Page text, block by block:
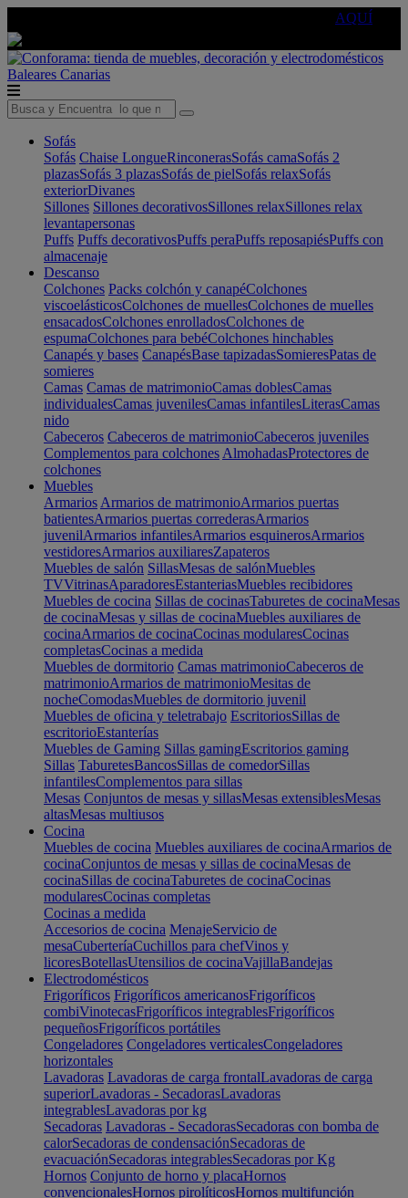
AQUÍ
Baleares Canarias
Sofás
Sofás Chaise LongueRinconerasSofás camaSofás 2
plazasSofás 3 plazasSofás de pielSofás relaxSofás
exteriorDivanes
Sillones Sillones decorativosSillones relaxSillones relax
levantapersonas
Puffs Puffs decorativosPuffs peraPuffs reposapiésPuffs con
almacenaje
Descanso
Colchones Packs colchón y canapéColchones
viscoelásticosColchones de muellesColchones de muelles
ensacadosColchones enrolladosColchones de
espumaColchones para bebéColchones hinchables
Canapés y bases CanapésBase tapizadasSomieresPatas de
somieres
Camas Camas de matrimonioCamas doblesCamas
individualesCamas juvenilesCamas infantilesLiterasCamas
nido
Cabeceros Cabeceros de matrimonioCabeceros juveniles
Complementos para colchones AlmohadasProtectores de
colchones
Muebles
Armarios Armarios de matrimonioArmarios puertas
batientesArmarios puertas correderasArmarios
juvenilArmarios infantilesArmarios esquinerosArmarios
vestidoresArmarios auxiliaresZapateros
Muebles de salón SillasMesas de salónMuebles
TVVitrinasAparadoresEstanteriasMuebles recibidores
Muebles de cocina Sillas de cocinasTaburetes de cocinaMesas
de cocinaMesas y sillas de cocinaMuebles auxiliares de
cocinaArmarios de cocinaCocinas modularesCocinas
completasCocinas a medida
Muebles de dormitorio Camas matrimonioCabeceros de
matrimonioArmarios de matrimonioMesitas de
nocheComodasMuebles de dormitorio juvenil
Muebles de oficina y teletrabajo EscritoriosSillas de
escritorioEstanterías
Muebles de Gaming Sillas gamingEscritorios gaming
Sillas TaburetesBancosSillas de comedorSillas
infantilesComplementos para sillas
Mesas Conjuntos de mesas y sillasMesas extensiblesMesas
altasMesas multiusos
Cocina
Muebles de cocina Muebles auxiliares de cocinaArmarios de
cocinaConjuntos de mesas y sillas de cocinaMesas de
cocinaSillas de cocinaTaburetes de cocinaCocinas
modularesCocinas completas
Cocinas a medida
Accesorios de cocina MenajeServicio de
mesaCuberteríaCuchillos para chefVinos y
licoresBotellasUtensilios de cocinaVajillaBandejas
Electrodomésticos
Frigoríficos Frigoríficos americanosFrigoríficos
combiVinotecasFrigoríficos integrablesFrigoríficos
pequeñosFrigoríficos portátiles
Congeladores Congeladores verticalesCongeladores
horizontales
Lavadoras Lavadoras de carga frontalLavadoras de carga
superiorLavadoras - SecadorasLavadoras
integrablesLavadoras por kg
Secadoras Lavadoras - SecadorasSecadoras con bomba de
calorSecadoras de condensaciónSecadoras de
evacuaciónSecadoras integrablesSecadoras por Kg
Hornos Conjunto de horno y placaHornos
convencionalesHornos pirolíticosHornos multifunción